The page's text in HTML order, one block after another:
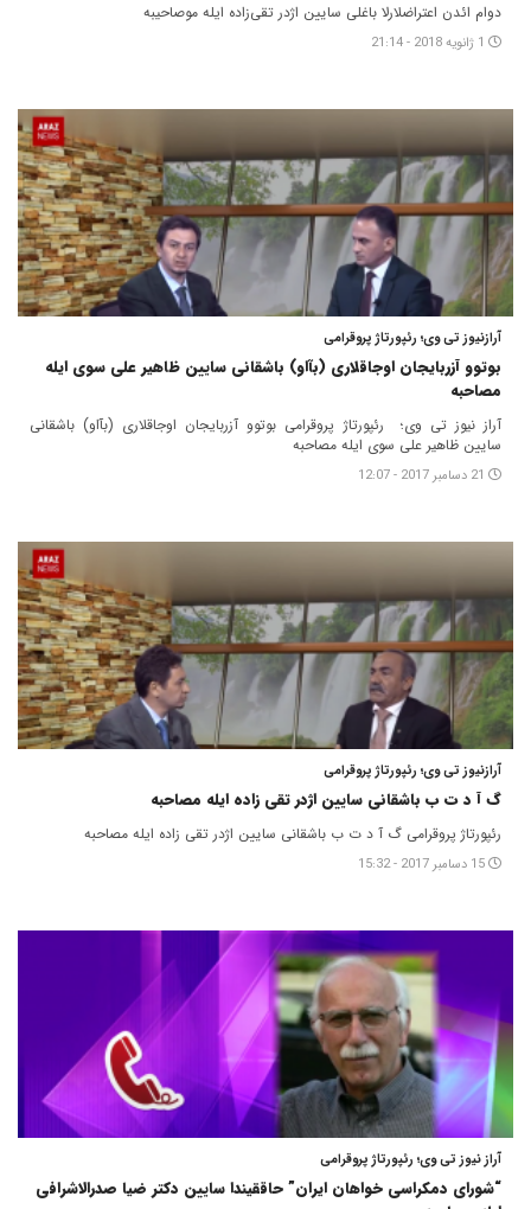
دوام ائدن اعتراضلارلا باغلی سایین اژدر تقی‌زاده ایله موصاحیبه
1 ژانویه 2018 - 21:14
آرازنیوز تی وی؛ رئپورتاژ پروقرامی
بوتوو آزربایجان اوجاقلاری (بآاو) باشقانی سایین ظاهیر علی سوی ایله
مصاحبه
آراز نیوز تی وی؛ رئپورتاژ پروقرامی بوتوو آزربایجان اوجاقلاری (بآاو) باشقانی
سایین ظاهیر علی سوی ایله مصاحبه
21 دسامبر 2017 - 12:07
آرازنیوز تی وی؛ رئپورتاژ پروقرامی
گ آ د ت ب باشقانی سایین اژدر تقی زاده ایله مصاحبه
رئپورتاژ پروقرامی گ آ د ت ب باشقانی سایین اژدر تقی زاده ایله مصاحبه
15 دسامبر 2017 - 15:32
آراز نیوز تی وی؛ رئپورتاژ پروقرامی
“شورای دمکراسی خواهان ایران” حاققیندا سایین دکتر ضیا صدرالاشرافی